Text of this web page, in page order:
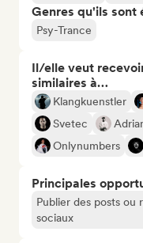
Genres qu'ils sont
Psy-Trance
Il/elle veut
similaires à…
Klangkuenstler
Svetec
Onlynumbers
Principales
Publier des posts ou
sociaux